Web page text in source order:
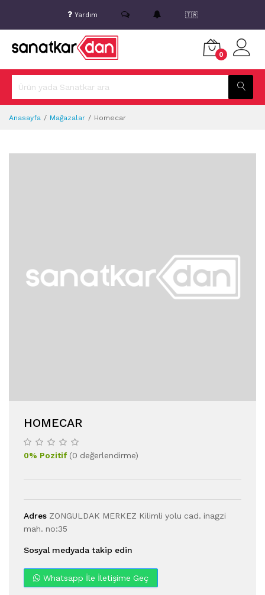
Yardım 🇹🇷
0
Anasayfa Mağazalar Homecar
HOMECAR
0% Pozitif(0 değerlendirme)
Adres ZONGULDAK MERKEZ Kilimli yolu cad. inagzi
mah. no:35
Sosyal medyada takip edin
Whatsapp İle İletişime Geç